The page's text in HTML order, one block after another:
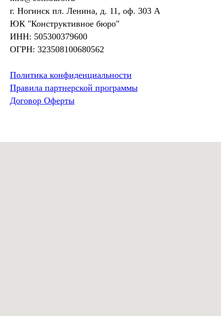
г. Ногинск пл. Ленина, д. 11, оф. 303 А
ЮК "Конструктивное бюро"
ИНН: 505300379600
ОГРН: 323508100680562
Политика конфиденциальности
Правила партнерской программы
Договор Оферты